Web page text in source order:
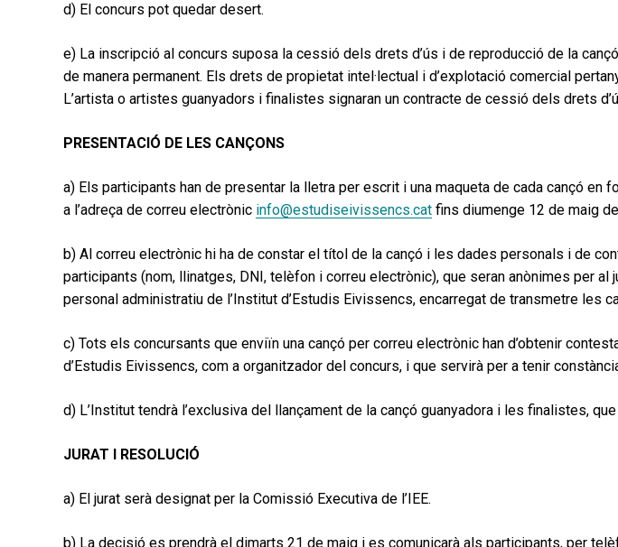
d) El concurs pot quedar desert.
e) La inscripció al concurs suposa la cessió dels drets d’ús i de reproducció de la
de manera permanent. Els drets de propietat intel·lectual i d’explotació comercial
L’artista o artistes guanyadors i finalistes signaran un contracte de cessió dels drets
PRESENTACIÓ DE LES CANÇONS
a) Els participants han de presentar la lletra per escrit i una maqueta de cada cançó en
a l’adreça de correu electrònic info@estudiseivissencs.cat fins diumenge 12 de maig
b) Al correu electrònic hi ha de constar el títol de la cançó i les dades personals i de
participants (nom, llinatges, DNI, telèfon i correu electrònic), que seran anònimes per al
personal administratiu de l’Institut d’Estudis Eivissencs, encarregat de transmetre les
c) Tots els concursants que enviïn una cançó per correu electrònic han d’obtenir
d’Estudis Eivissencs, com a organitzador del concurs, i que servirà per a tenir
d) L’Institut tendrà l’exclusiva del llançament de la cançó guanyadora i les finalistes,
JURAT I RESOLUCIÓ
a) El jurat serà designat per la Comissió Executiva de l’IEE.
b) La decisió es prendrà el dimarts 21 de maig i es comunicarà als participants, per